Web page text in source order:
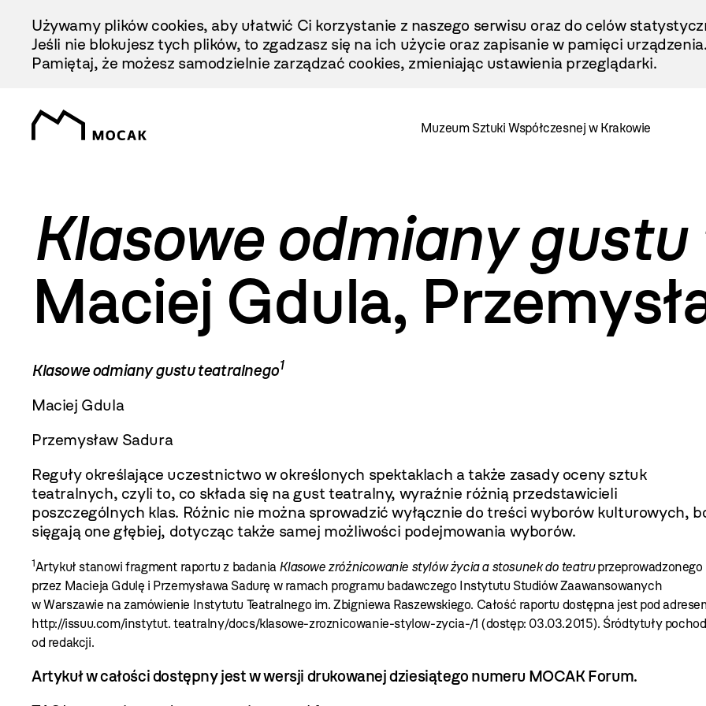
Treści
Używamy plików cookies, aby ułatwić Ci korzystanie z naszego serwisu oraz do celów
Jeśli nie blokujesz tych plików, to zgadzasz się na ich użycie oraz zapisanie w pamięci urządzenia.
Pamiętaj, że możesz samodzielnie zarządzać cookies, zmieniając ustawienia przeglądarki.
Muzeum Sztuki Współczesnej w Krakowie
Klasowe odmiany
Maciej Gdula,
Klasowe odmiany gustu teatralnego1
Maciej Gdula
Przemysław Sadura
Reguły określające uczestnictwo w określonych spektaklach a także zasady oceny sztuk
teatralnych, czyli to, co składa się na gust teatralny, wyraźnie różnią przedstawicieli
poszczególnych klas. Różnic nie można sprowadzić wyłącznie do treści wyborów kulturowych,
sięgają one głębiej, dotycząc także samej możliwości podejmowania wyborów.
1Artykuł stanowi fragment raportu z badania Klasowe zróżnicowanie stylów życia a stosunek do teatruprzeprowadzonego
przez Macieja Gdulę i Przemysława Sadurę w ramach programu badawczego Instytutu Studiów Zaawansowanych
w Warszawie na zamówienie Instytutu Teatralnego im. Zbigniewa Raszewskiego. Całość raportu dostępna jest pod
http://issuu.com/instytut. teatralny/docs/klasowe-zroznicowanie-stylow-zycia-/1 (dostęp: 03.03.2015). Śródtytuły
od redakcji.
Artykuł w całości dostępny jest w wersji drukowanej dziesiątego numeru MOCAK Forum.